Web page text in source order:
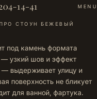
14-41
MENU
ПРО СТОУН БЕЖЕВЫЙ
под камень формата
— узкий шов и эффект
— выдерживает улицу и
поверхность не бликует
для ванной, фартука.